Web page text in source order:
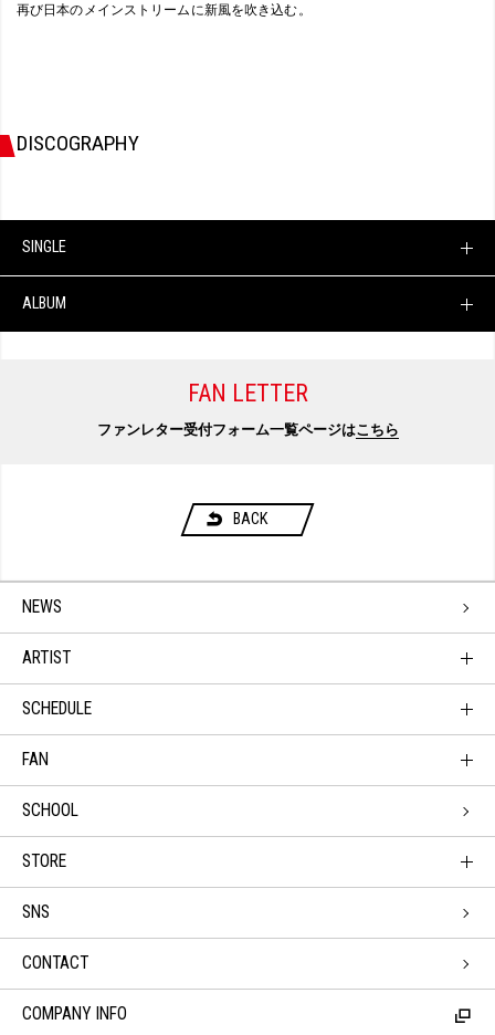
再び日本のメインストリームに新風を吹き込む。
DISCOGRAPHY
SINGLE
ALBUM
FAN LETTER
ファンレター受付フォーム一覧ページはこちら
BACK
NEWS
ARTIST
SCHEDULE
FAN
SCHOOL
STORE
SNS
CONTACT
COMPANY INFO